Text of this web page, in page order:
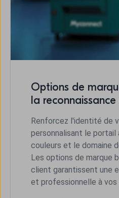
Options de
la
Renforcez l'identité de
personnalisant le portail
couleurs et le domaine
Les options de marque
client garantissent une
et professionnelle à vos